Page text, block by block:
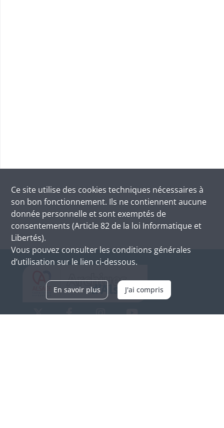
Ce site utilise des cookies techniques nécessaires à
son bon fonctionnement. Ils ne contiennent aucune
donnée personnelle et sont exemptés de
consentements (Article 82 de la loi Informatique et
Libertés).
Vous pouvez consulter les conditions générales
d’utilisation sur le lien ci-dessous.
En savoir plus J'ai compris